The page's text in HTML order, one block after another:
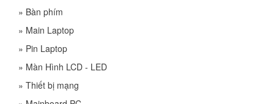
» Bàn phím
» Main Laptop
» Pin Laptop
» Màn Hình LCD - LED
» Thiết bị mạng